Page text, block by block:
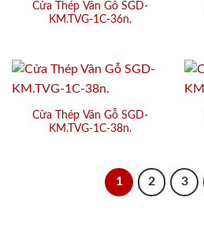
Cửa Thép Vân Gỗ SGD-
KM.TVG-1C-36n.
Cửa Thép Vân Gỗ SGD-
KM.TVG-1C-38n.
1 2 3